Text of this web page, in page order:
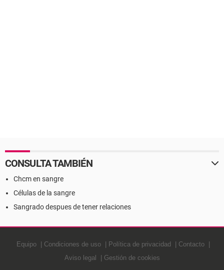
CONSULTA TAMBIÉN
Chcm en sangre
Células de la sangre
Sangrado despues de tener relaciones
Equipo Condiciones de uso Política de privacidad
Contacto
Aviso legal
Gestión de cookies